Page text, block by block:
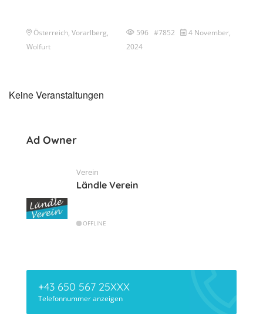
Österreich, Vorarlberg,
Wolfurt
596 #7852
4 November,
2024
Keine Veranstaltungen
Ad Owner
Verein
Ländle Verein
OFFLINE
+43 650 567 25XXX
Telefonnummer anzeigen